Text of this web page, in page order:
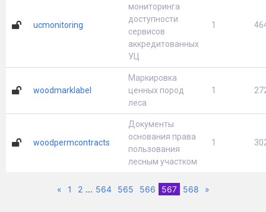
ucmonitoring
мониторинга
доступности
сервисов
аккредитованных
УЦ
1
woodmarklabel
Маркировка
ценных пород
леса
1
woodpermcontracts
Документы
основания права
пользования
лесным участком
1
«Previous
1 2 ... 564 565 566 567(current)
568 »Next